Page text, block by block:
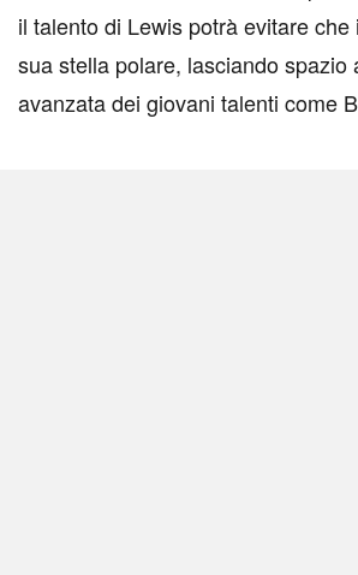
il talento di Lewis potrà evitare
sua stella polare, lasciando spazio
avanzata dei giovani talenti come